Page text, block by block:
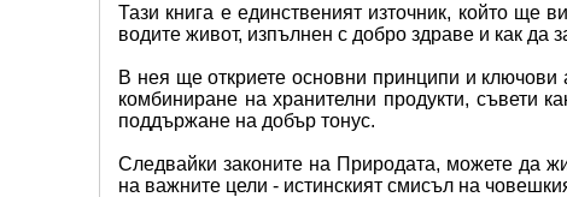
Тази книга е единственият източник, който ще
водите живот, изпълнен с добро здраве и как да
В нея ще откриете основни принципи и ключови
комбиниране на хранителни продукти, съвети
поддържане на добър тонус.
Следвайки законите на Природата, можете да
на важните цели - истинският смисъл на